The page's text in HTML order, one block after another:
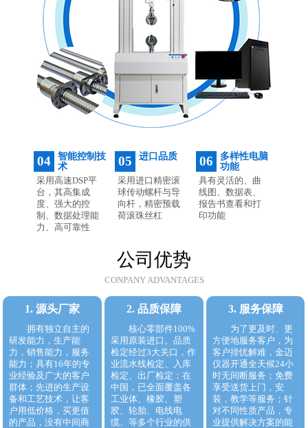
04
智能控制技
术
采用高速DSP平
台，其高集成
度、强大的控
制、数据处理能
力、高可靠性
05 进口品质
采用进口精密滚
球传动螺杆与导
向杆，精密预载
荷滚珠丝杠
06
多样性电脑
功能
具有灵活的、曲
线图、数据表、
报告书查看和打
印功能
公司优势
CONPANY ADVANTAGES
1. 源头厂家
拥有独立自主的
研发能力，生产能
力，销售能力，服务
能力；具有16年的专
业经验及广大的客户
群体；先进的生产设
备和工艺技术，让客
户用低价格，买更值
的产品，没有中间商
2. 品质保障
核心零部件100%
采用原装进口。品质
检定经过3大关口，作
业流水线检定、入库
检定、出厂检定；在
中国，已全面覆盖各
工业体、橡胶、塑
胶、轮胎、电线电
缆、等多个行业的供
3. 服务保障
为了更及时、更
方便地服务客户，为
客户排忧解难，金迈
仪器开通全天候24小
时无间断服务；免费
享受送货上门，安
装，教学等服务；针
对不同性质产品，专
业提供解决方案的能